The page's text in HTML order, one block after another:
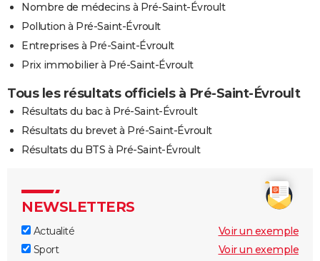
Nombre de médecins à Pré-Saint-Évroult
Pollution à Pré-Saint-Évroult
Entreprises à Pré-Saint-Évroult
Prix immobilier à Pré-Saint-Évroult
Tous les résultats officiels à Pré-Saint-Évroult
Résultats du bac à Pré-Saint-Évroult
Résultats du brevet à Pré-Saint-Évroult
Résultats du BTS à Pré-Saint-Évroult
NEWSLETTERS
Actualité
Voir un exemple
Sport
Voir un exemple